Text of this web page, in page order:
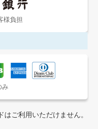
様負担
み
ご利用いただけません。